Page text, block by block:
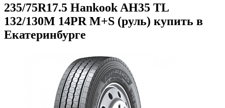
235/75R17.5 Hankook AH35 TL
132/130M 14PR M+S (руль) купить в
Екатеринбурге